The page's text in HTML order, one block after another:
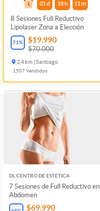
01 d 18 h 11 m
8 Sesiones Full Reductivo
Lipolaser Zona a Elección
71% $19.990
$70.000
2.4 km | Santiago
1507Vendidos
DL CENTRO DE ESTÉTICA
7 Sesiones de Full Reductivo en
Abdomen
$69.990